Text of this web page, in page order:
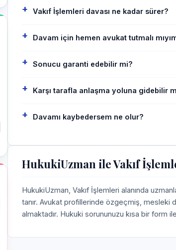
Vakıf İşlemleri davası ne kadar sürer?
Davam için hemen avukat tutmalı
Sonucu garanti edebilir mi?
Karşı tarafla anlaşma yoluna gidebilir
Davamı kaybedersem ne olur?
HukukiUzman ile Vakıf
HukukiUzman, Vakıf İşlemleri alanında
tanır. Avukat profillerinde özgeçmiş, mesleki
almaktadır. Hukuki sorununuzu kısa bir form